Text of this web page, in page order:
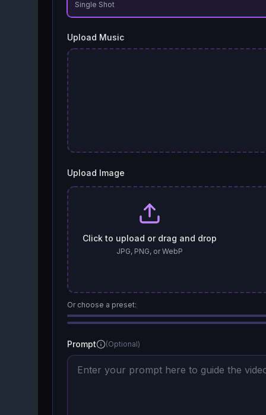
Single Shot
Upload Music
Upload Image
Click to upload or drag and drop
JPG, PNG, or WebP
Or choose a preset:
Prompt (Optional)